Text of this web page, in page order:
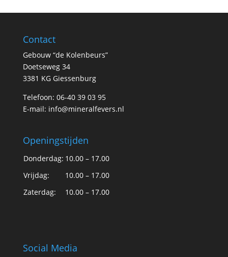
Contact
Gebouw “de Kolenbeurs”
Doetseweg 34
3381 KG Giessenburg
Telefoon: 06-40 39 03 95
E-mail: info@mineralfevers.nl
Openingstijden
Donderdag: 10.00 – 17.00
Vrijdag:
10.00 – 17.00
Zaterdag:
10.00 – 17.00
Social Media